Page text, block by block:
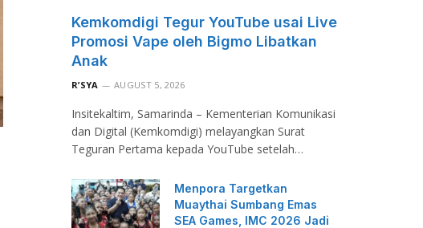
Kemkomdigi Tegur YouTube usai Live
Promosi Vape oleh Bigmo Libatkan
Anak
R’SYA AUGUST 5, 2026
Insitekaltim, Samarinda – Kementerian Komunikasi
dan Digital (Kemkomdigi) melayangkan Surat
Teguran Pertama kepada YouTube setelah…
Menpora Targetkan
Muaythai Sumbang Emas
SEA Games, IMC 2026 Jadi